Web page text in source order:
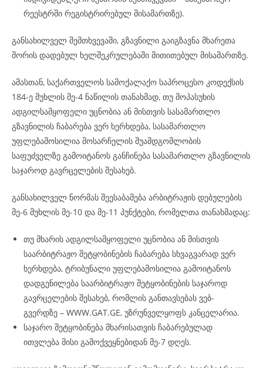
რეესტრში რეგისტრირებულ მისამართზე).
განსახილველ შემთხვევაში, გზავნილი გაიგზავნა მხარეთა
შორის დადებულ ხელშეკრულებაში მითითებულ მისამართზე.
ამასთან, საქართველოს სამოქალაქო საპროცესო კოდექსის
184-ე მუხლის მე-4 ნაწილის თანახმად, თუ მოპასუხის
ადგილსამყოფელი უცნობია ან მისთვის სასამართლო
გზავნილის ჩაბარება ვერ ხერხდება, სასამართლო
უფლებამოსილია მოსარჩელის შუამდგომლობის
საფუძველზე გამოიტანოს განჩინება სასამართლო გზავნილის
საჯაროდ გავრცელების შესახებ.
განსახილველ ნორმას შეესაბამება არბიტრაჟის დებულების
მე-6 მუხლის მე-10 და მე-11 პუნქტები, რომელთა თანახმადაც:
თუ მხარის ადგილსამყოფელი უცნობია ან მისთვის
საარბიტრაჟო შეტყობინების ჩაბარება სხვაგვარად ვერ
ხერხდება, ტრიბუნალი უფლებამოსილია გამოიტანოს
დადგენილება საარბიტრაჟო შეტყობინების საჯაროდ
გავრცელების შესახებ, რომლის განთავსებას ვებ-
გვერდზე – WWW.GAT.GE, უზრუნველყოფს კანცელარია.
საჯარო შეტყობინება მხარისათვის ჩაბარებულად
ითვლება მისი გამოქვეყნებიდან მე-7 დღეს.